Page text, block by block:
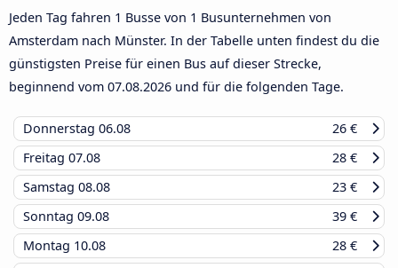
Jeden Tag fahren 1 Busse von 1 Busunternehmen von
Amsterdam nach Münster. In der Tabelle unten findest du die
günstigsten Preise für einen Bus auf dieser Strecke,
beginnend vom 07.08.2026 und für die folgenden Tage.
Donnerstag 06.08
26 €
Freitag 07.08
28 €
Samstag 08.08
23 €
Sonntag 09.08
39 €
Montag 10.08
28 €